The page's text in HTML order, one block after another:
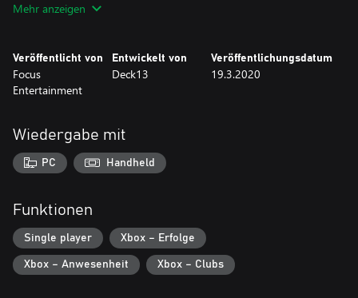
Mehr anzeigen
Veröffentlicht von
Focus
Entertainment
Entwickelt von
Deck13
Veröffentlichungsdatum
19.3.2020
Wiedergabe mit
PC Handheld
Funktionen
Single player Xbox – Erfolge
Xbox – Anwesenheit Xbox – Clubs